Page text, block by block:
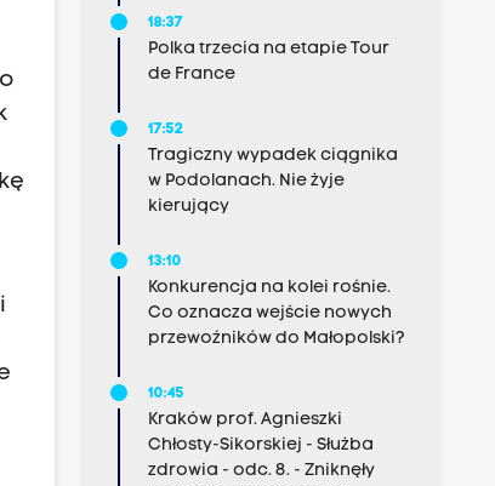
18:37
Polka trzecia na etapie Tour
de France
17:52
Tragiczny wypadek ciągnika
w Podolanach. Nie żyje
kierujący
13:10
Konkurencja na kolei rośnie.
Co oznacza wejście nowych
przewoźników do Małopolski?
10:45
Kraków prof. Agnieszki
Chłosty-Sikorskiej - Służba
zdrowia - odc. 8. - Zniknęły